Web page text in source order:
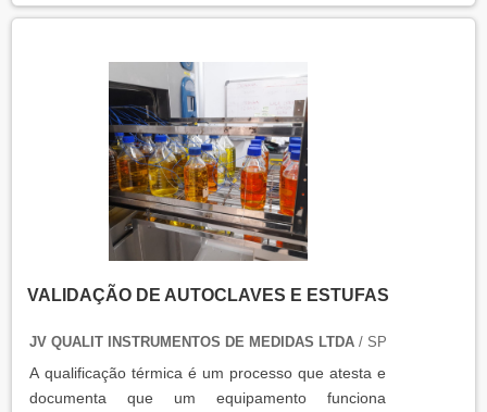
produtos, como autoclaves, estufas, câmaras frias,
qualificação térmica é apresentado em um relatório
técnico que contém informações como gráficos,
certificados de calibração e a conclusão das
condições funcionais.
VALIDAÇÃO DE AUTOCLAVES E ESTUFAS
JV QUALIT INSTRUMENTOS DE MEDIDAS LTDA/ SP
A qualificação térmica é um processo que atesta e
documenta que um equipamento funciona